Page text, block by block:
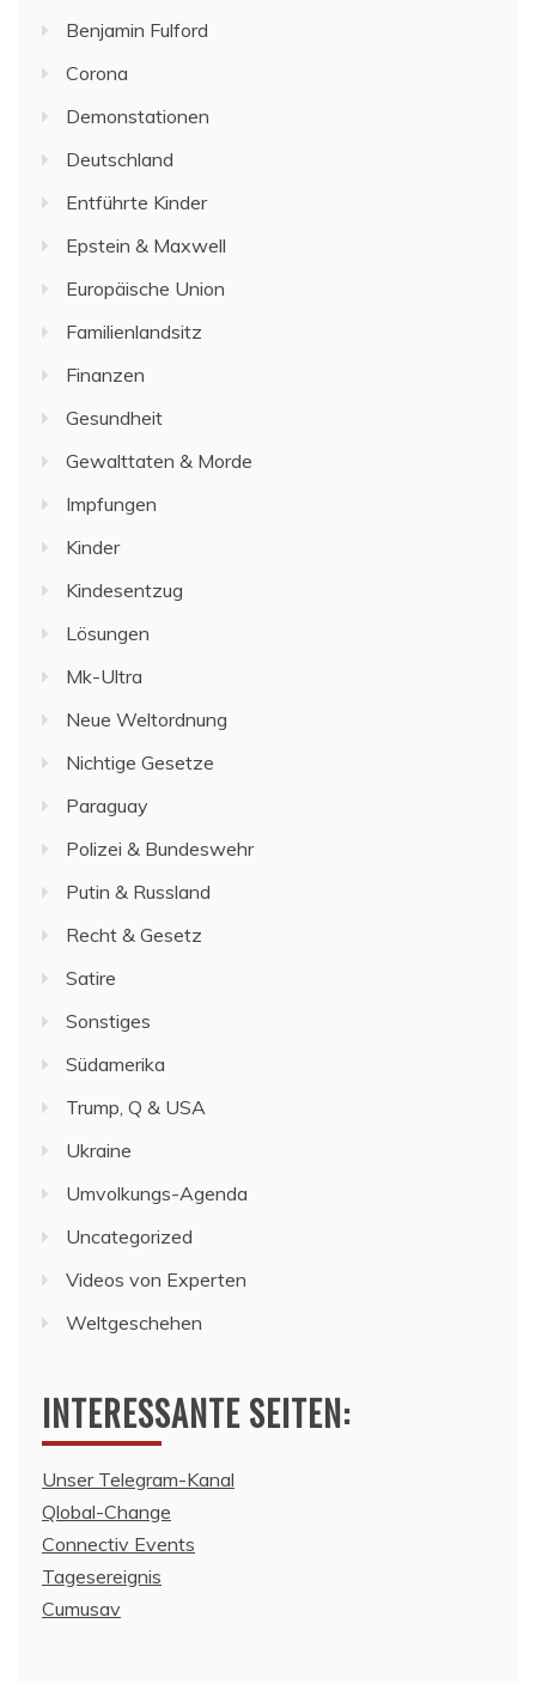
Benjamin Fulford
Corona
Demonstationen
Deutschland
Entführte Kinder
Epstein & Maxwell
Europäische Union
Familienlandsitz
Finanzen
Gesundheit
Gewalttaten & Morde
Impfungen
Kinder
Kindesentzug
Lösungen
Mk-Ultra
Neue Weltordnung
Nichtige Gesetze
Paraguay
Polizei & Bundeswehr
Putin & Russland
Recht & Gesetz
Satire
Sonstiges
Südamerika
Trump, Q & USA
Ukraine
Umvolkungs-Agenda
Uncategorized
Videos von Experten
Weltgeschehen
INTERESSANTE SEITEN:
Unser Telegram-Kanal
Qlobal-Change
Connectiv Events
Tagesereignis
Cumusav